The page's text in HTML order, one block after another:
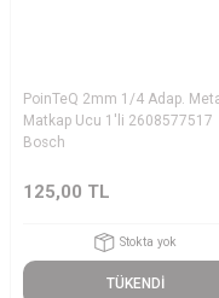
PoinTeQ 2mm 1/4 Adap.
Matkap Ucu 1'li 2608577517
Bosch
125,00 TL
Stokta yok
TÜKENDİ